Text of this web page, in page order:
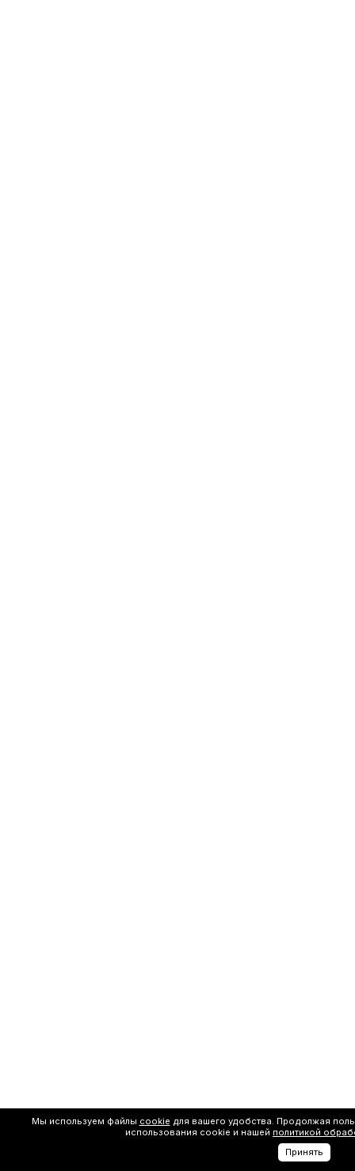
Мы используем файлы cookie для вашего удобства. Продолжая
использования cookie и нашей политикой
Принять